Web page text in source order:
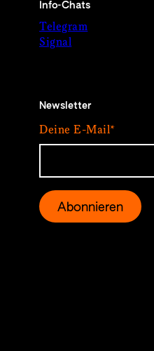
Info-Chats
Telegram
Signal
Newsletter
Deine E-Mail*